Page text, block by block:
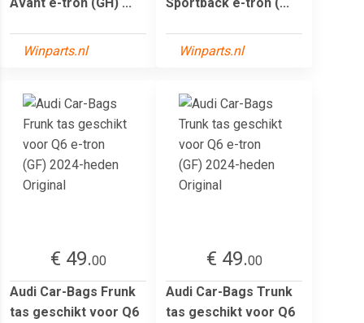
Winparts.nl Winparts.nl
€ 49.00
Audi Car-Bags Frunk
tas geschikt voor Q6
€ 49.00
Audi Car-Bags Trunk
tas geschikt voor Q6